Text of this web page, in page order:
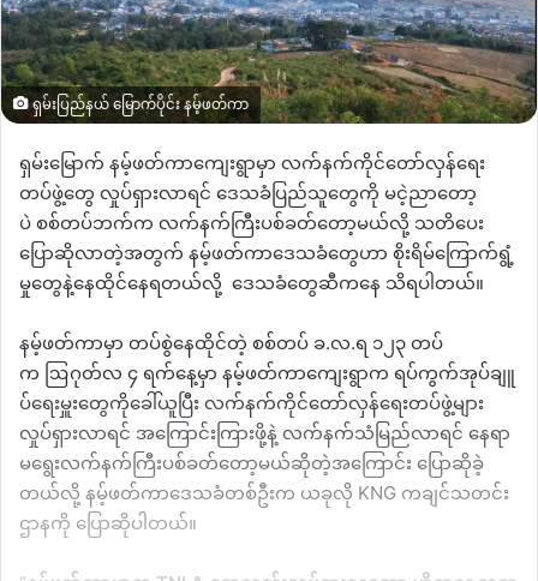
ရှမ်းပြည်နယ် မြောက်ပိုင်း နမ့်ဖတ်ကာ
ရှမ်းမြောက် နမ့်ဖတ်ကာကျေးရွာမှာ လက်နက်ကိုင်တော်လှန်ရေး
တပ်ဖွဲ့တွေ လှုပ်ရှားလာရင် ဒေသခံပြည်သူတွေကို မငဲ့ညာတော့
ပဲ စစ်တပ်ဘက်က လက်နက်ကြီးပစ်ခတ်တော့မယ်လို့ သတိပေး
ပြောဆိုလာတဲ့အတွက် နမ့်ဖတ်ကာဒေသခံတွေဟာ စိုးရိမ်ကြောက်ရွံ့
မှုတွေနဲ့နေထိုင်နေရတယ်လို့ ဒေသခံတွေဆီကနေ သိရပါတယ်။
နမ့်ဖတ်ကာမှာ တပ်စွဲနေထိုင်တဲ့ စစ်တပ် ခ.လ.ရ ၁၂၃ တပ်
က ဩဂုတ်လ ၄ ရက်နေ့မှာ နမ့်ဖတ်ကာကျေးရွာက ရပ်ကွက်အုပ်ချူ
ပ်ရေးမှူးတွေကိုခေါ်ယူပြီး လက်နက်ကိုင်တော်လှန်ရေးတပ်ဖွဲ့များ
လှုပ်ရှားလာရင် အကြောင်းကြားဖို့နဲ့ လက်နက်သံမြည်လာရင် နေရာ
မရွေးလက်နက်ကြီးပစ်ခတ်တော့မယ်ဆိုတဲ့အကြောင်း ပြောဆိုခဲ့
တယ်လို့ နမ့်ဖတ်ကာဒေသခံတစ်ဦးက ယခုလို KNG ကချင်သတင်း
ဌာနကို ပြောဆိုပါတယ်။